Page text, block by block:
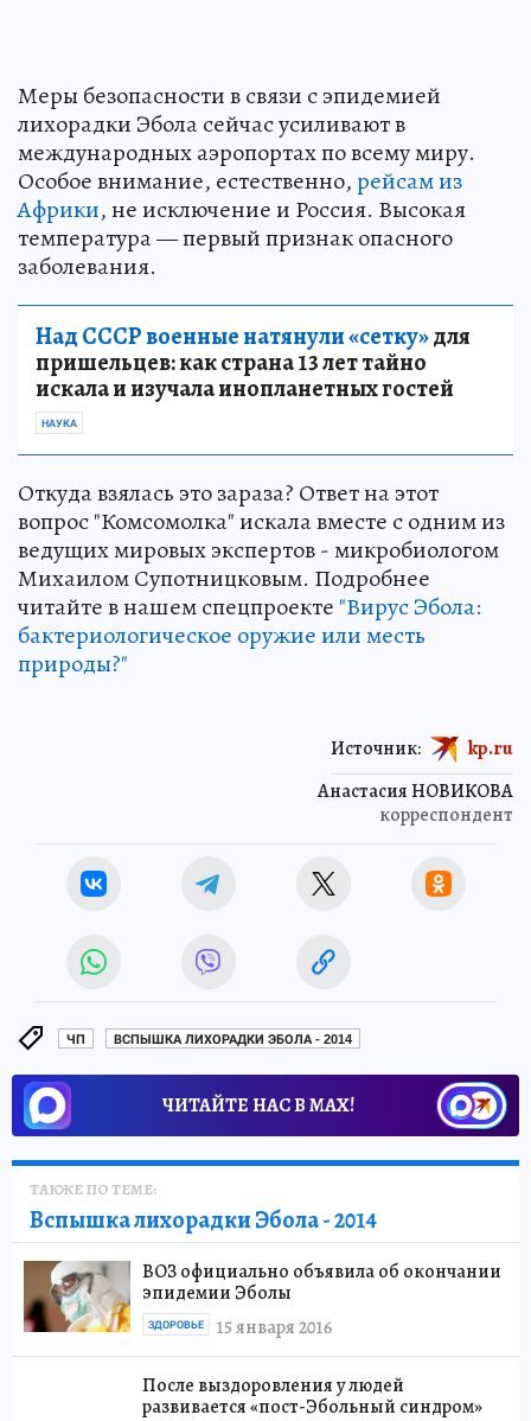
Меры безопасности в связи с эпидемией
лихорадки Эбола сейчас усиливают в
международных аэропортах по всему миру.
Особое внимание, естественно,рейсам из
Африки, не исключение и Россия. Высокая
температура — первый признак опасного
заболевания.
Над СССР военные натянули «сетку»для
пришельцев: как страна 13 лет тайно
искала и изучала инопланетных гостей
НАУКА
Откуда взялась это зараза? Ответ на этот
вопрос "Комсомолка" искала вместе с одним из
ведущих мировых экспертов - микробиологом
Михаилом Супотницковым. Подробнее
читайте в нашем спецпроекте "Вирус Эбола:
бактериологическое оружие или месть
природы?"
Анастасия НОВИКОВА
корреспондент
Источник: kp.ru
ЧП ВСПЫШКА ЛИХОРАДКИ ЭБОЛА - 2014
ЧИТАЙТЕ НАС В МАХ!
ТАКЖЕ ПО ТЕМЕ:
Вспышка лихорадки Эбола - 2014
ВОЗ официально объявила об окончании
эпидемии Эболы
15 января 2016
ЗДОРОВЬЕ
После выздоровления у людей
развивается «пост-Эбольный синдром»